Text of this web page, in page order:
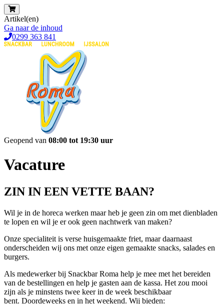
Artikel(en)
Ga naar de inhoud
0299 363 841
Geopend van 08:00 tot 19:30 uur
Vacature
ZIN IN EEN VETTE BAAN?
Wil je in de horeca werken maar heb je geen zin om met dienbladen
te lopen en wil je er ook geen nachtwerk van maken?
Onze specialiteit is verse huisgemaakte friet, maar daarnaast
onderscheiden wij ons met onze eigen gemaakte snacks, salades en
burgers.
Als medewerker bij Snackbar Roma help je mee met het bereiden
van de bestellingen en help je gasten aan de kassa. Het zou mooi
zijn als je minstens twee keer in de week beschikbaar
bent. Doordeweeks en in het weekend. Wij bieden: